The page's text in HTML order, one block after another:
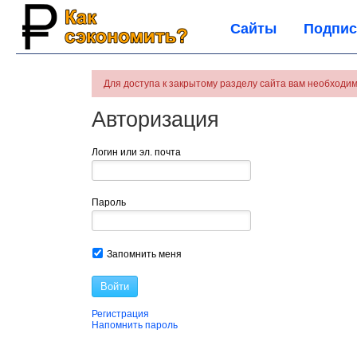
Сайты
Для доступа к закрытому разделу сайта вам
Авторизация
Логин или эл. почта
Пароль
Запомнить меня
Войти
Регистрация
Напомнить пароль